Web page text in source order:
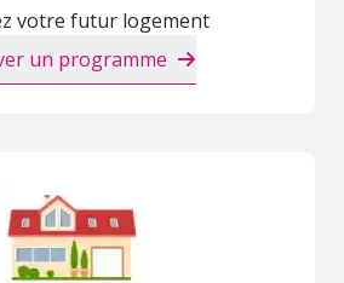
votre futur logement
un programme